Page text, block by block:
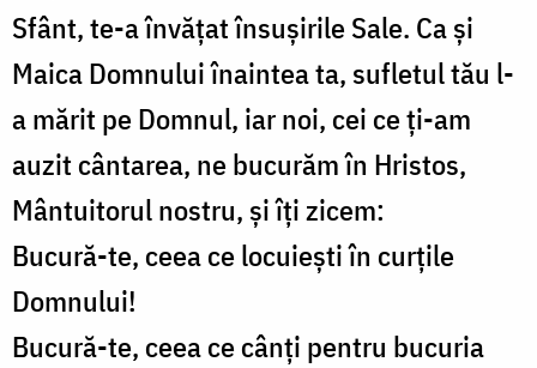
Sfânt, te-a învățat însușirile Sale. Ca și
Maica Domnului înaintea ta, sufletul tău l-
a mărit pe Domnul, iar noi, cei ce ți-am
auzit cântarea, ne bucurăm în Hristos,
Mântuitorul nostru, și îți zicem:
Bucură-te, ceea ce locuiești în curțile
Domnului!
Bucură-te, ceea ce cânți pentru bucuria